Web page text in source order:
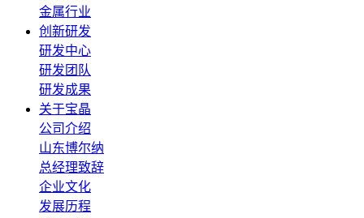
金属行业
创新研发
研发中心
研发团队
研发成果
关于宝晶
公司介绍
山东博尔纳
总经理致辞
企业文化
发展历程